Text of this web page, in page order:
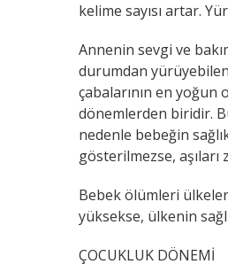
kelime sayısı artar.
Annenin sevgi ve
durumdan
çabalarının en
dönemlerden biridir.
nedenle bebeğin
gösterilmezse, aşıları
Bebek ölümleri
yüksekse, ülkenin
ÇOCUKLUK DÖNEMİ